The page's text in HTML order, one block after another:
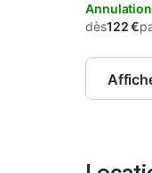
dès122 €